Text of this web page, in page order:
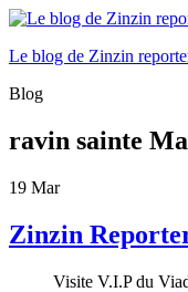
Le blog de Zinzin
Blog
ravin sainte
19 Mar
Zinzin
Visite V.I.P du